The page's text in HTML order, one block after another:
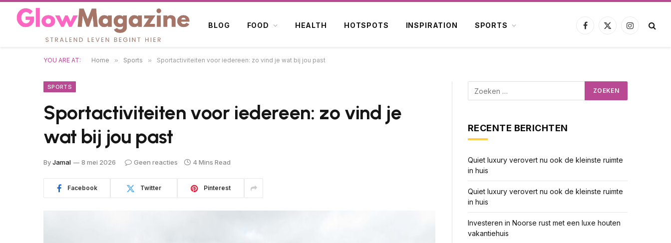
BLOG FOOD HEALTH HOTSPOTS INSPIRATION SPORTS
Facebook
X
Instagram
YOU ARE AT: Home » Sports » Sportactiviteiten voor iedereen: zo vind je wat bij jou past
SPORTS
Sportactiviteiten voor iedereen: zo vind je
wat bij jou past
ByJamal 8 mei 2026 Geen reacties 4 Mins Read
Facebook Twitter Pinterest
RECENTE BERICHTEN
Quiet luxury verovert nu ook de kleinste ruimte
in huis
Quiet luxury verovert nu ook de kleinste ruimte
in huis
Investeren in Noorse rust met een luxe houten
vakantiehuis